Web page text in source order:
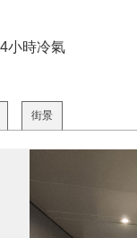
小時冷氣
街景